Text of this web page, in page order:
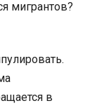
мигрантов?
в